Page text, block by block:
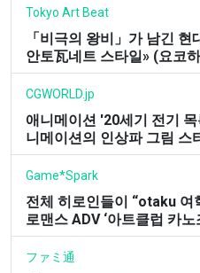
Tokyo Art Beat
「비극의 왕비」가 남긴
안토瓦네트 스타일» (요코
CGWORLD.jp
애니메이션 '20세기 전기
니메이션의 인상파 그림 스
Game*Spark
전체 히로인들이 “otaku 여
로맨스 ADV ‘아트클럽 카
ファミ通